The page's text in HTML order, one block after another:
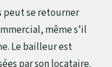
peut se retourner
même s’il
Le bailleur est
par son locataire.